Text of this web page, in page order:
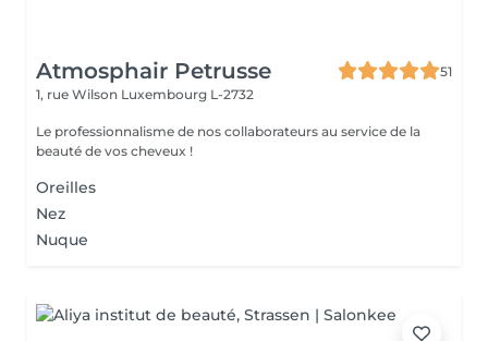
Atmosphair Petrusse
51
1, rue Wilson Luxembourg L-2732
Le professionnalisme de nos collaborateurs au service de la
beauté de vos cheveux !
Oreilles
Nez
Nuque